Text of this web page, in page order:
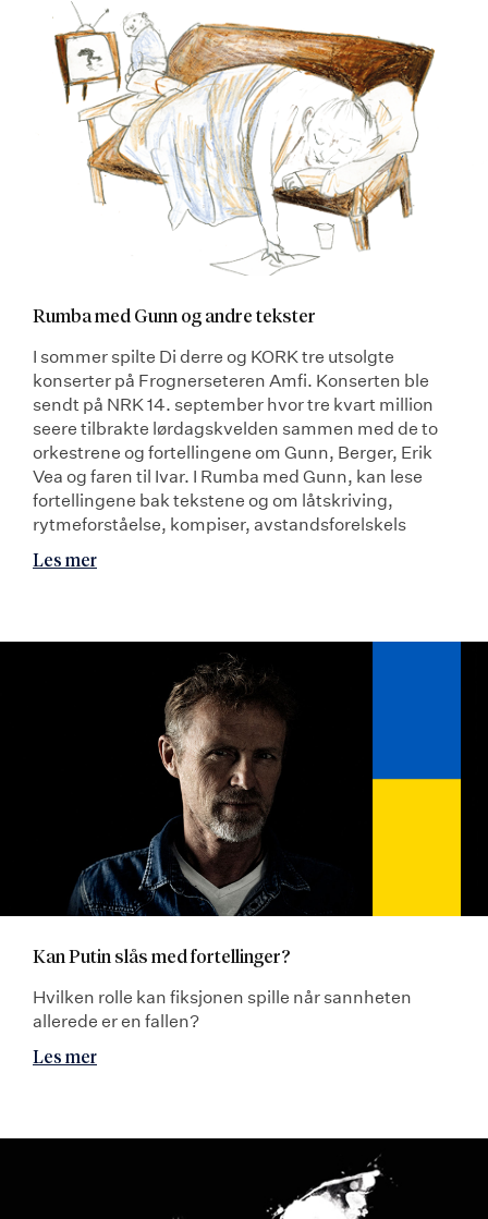
Rumba med Gunn og andre tekster
I sommer spilte Di derre og KORK tre utsolgte
konserter på Frognerseteren Amfi. Konserten ble
sendt på NRK 14. september hvor tre kvart million
seere tilbrakte lørdagskvelden sammen med de to
orkestrene og fortellingene om Gunn, Berger, Erik
Vea og faren til Ivar. I Rumba med Gunn, kan lese
fortellingene bak tekstene og om låtskriving,
rytmeforståelse, kompiser, avstandsforelskels
Les mer
Kan Putin slås med fortellinger?
Hvilken rolle kan fiksjonen spille når sannheten
allerede er en fallen?
Les mer